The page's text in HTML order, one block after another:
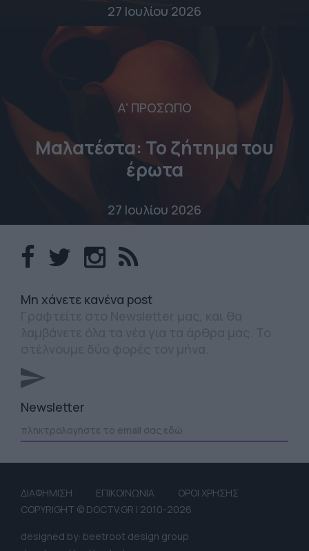
27 Ιουλίου 2026
Α' ΠΡΟΣΩΠΟ
Μαλατέστα: Το ζήτημα του
έρωτα
27 Ιουλίου 2026
Mη χάνετε κανένα post
Newsletter
ΔΙΑΦΗΜΙΣΗ ΕΠΙΚΟΙΝΩΝΙΑ
ΟΡΟΙ ΧΡΗΣΗΣ
COPYRIGHT © DOCTV.GR | 2010-2026
designed by: beetroot design group